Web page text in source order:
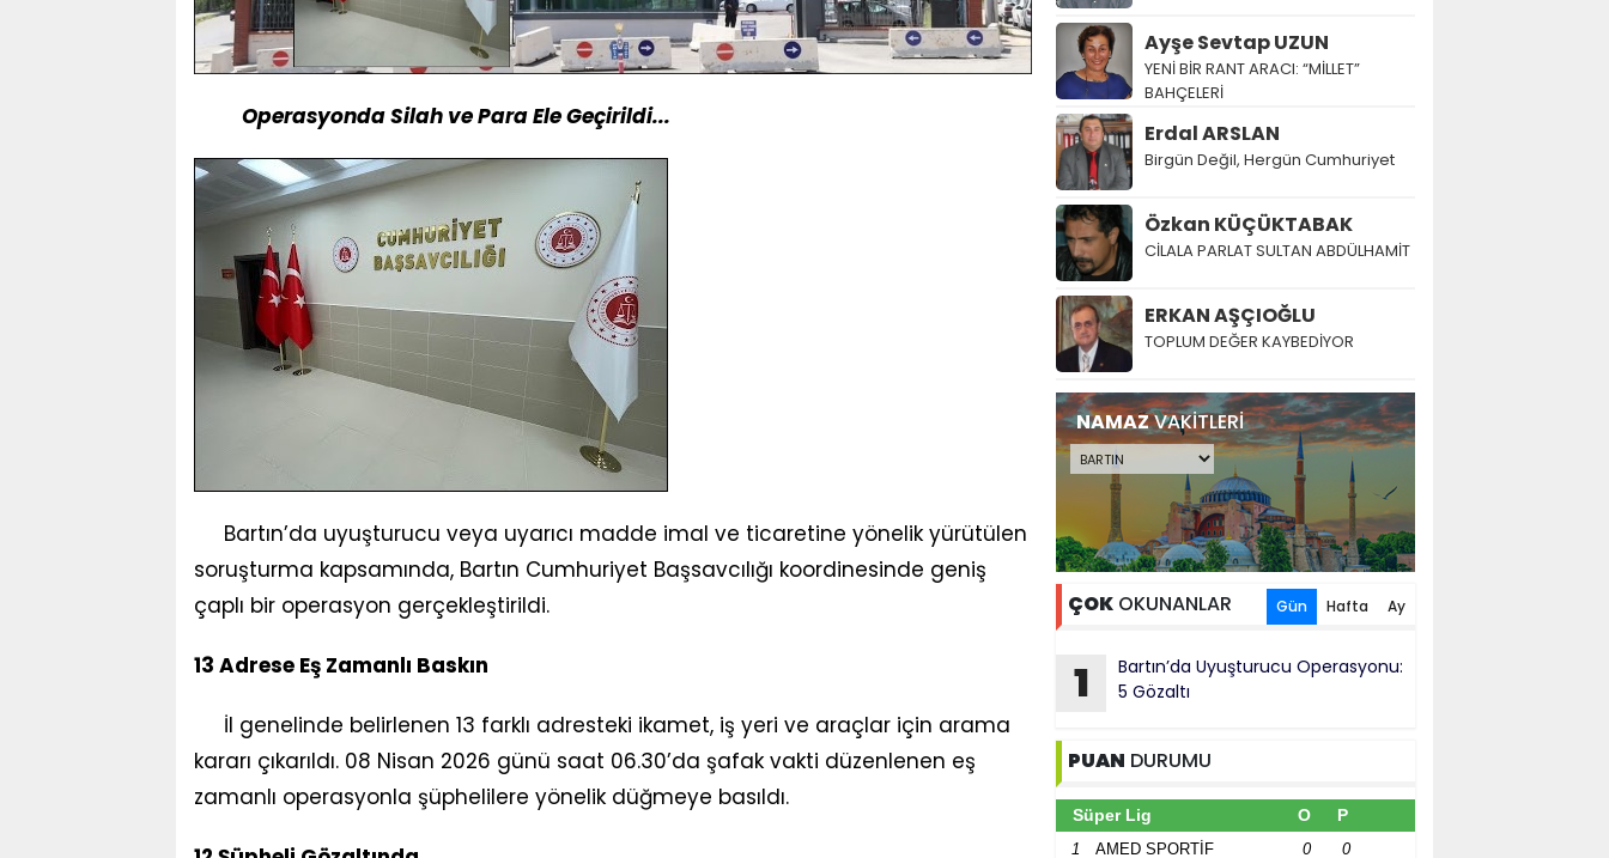
Operasyonda Silah ve Para Ele Geçirildi...
Bartın’da uyuşturucu veya uyarıcı madde imal ve ticaretine yönelik yürütülen
soruşturma kapsamında, Bartın Cumhuriyet Başsavcılığı koordinesinde geniş
çaplı bir operasyon gerçekleştirildi.
13 Adrese Eş Zamanlı Baskın
İl genelinde belirlenen 13 farklı adresteki ikamet, iş yeri ve araçlar için arama
kararı çıkarıldı. 08 Nisan 2026 günü saat 06.30’da şafak vakti düzenlenen eş
zamanlı operasyonla şüphelilere yönelik düğmeye basıldı.
Ayşe Sevtap UZUN
YENİ BİR RANT ARACI: “MİLLET”
BAHÇELERİ
Erdal ARSLAN
Birgün Değil, Hergün Cumhuriyet
Özkan KÜÇÜKTABAK
CİLALA PARLAT SULTAN ABDÜLHAMİT
ERKAN AŞÇIOĞLU
TOPLUM DEĞER KAYBEDİYOR
NAMAZVAKİTLERİ
ÇOK OKUNANLAR Gün Hafta Ay
1
Bartın’da Uyuşturucu Operasyonu:
5 Gözaltı
PUAN DURUMU
Süper Lig O P
1
AMED SPORTİF
0 0